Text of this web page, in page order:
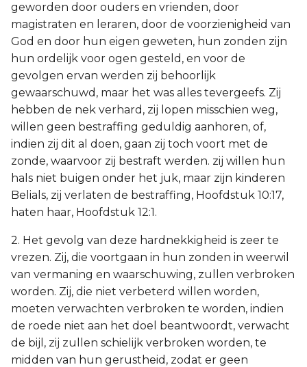
geworden door ouders en vrienden, door
magistraten en leraren, door de voorzienigheid van
God en door hun eigen geweten, hun zonden zijn
hun ordelijk voor ogen gesteld, en voor de
gevolgen ervan werden zij behoorlijk
gewaarschuwd, maar het was alles tevergeefs. Zij
hebben de nek verhard, zij lopen misschien weg,
willen geen bestraffing geduldig aanhoren, of,
indien zij dit al doen, gaan zij toch voort met de
zonde, waarvoor zij bestraft werden. zij willen hun
hals niet buigen onder het juk, maar zijn kinderen
Belials, zij verlaten de bestraffing, Hoofdstuk 10:17,
haten haar, Hoofdstuk 12:1.
2. Het gevolg van deze hardnekkigheid is zeer te
vrezen. Zij, die voortgaan in hun zonden in weerwil
van vermaning en waarschuwing, zullen verbroken
worden. Zij, die niet verbeterd willen worden,
moeten verwachten verbroken te worden, indien
de roede niet aan het doel beantwoordt, verwacht
de bijl, zij zullen schielijk verbroken worden, te
midden van hun gerustheid, zodat er geen